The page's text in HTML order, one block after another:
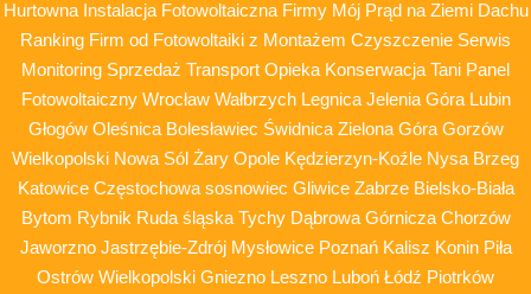
Hurtowna Instalacja Fotowoltaiczna Firmy Mój Prąd na Ziemi Dachu
Ranking Firm od Fotowoltaiki z Montażem Czyszczenie Serwis
Monitoring Sprzedaż Transport Opieka Konserwacja Tani Panel
Fotowoltaiczny Wrocław Wałbrzych Legnica Jelenia Góra Lubin
Głogów Oleśnica Bolesławiec Świdnica Zielona Góra Gorzów
Wielkopolski Nowa Sól Żary Opole Kędzierzyn-Koźle Nysa Brzeg
Katowice Częstochowa sosnowiec Gliwice Zabrze Bielsko-Biała
Bytom Rybnik Ruda śląska Tychy Dąbrowa Górnicza Chorzów
Jaworzno Jastrzębie-Zdrój Mysłowice Poznań Kalisz Konin Piła
Ostrów Wielkopolski Gniezno Leszno Luboń Łódź Piotrków